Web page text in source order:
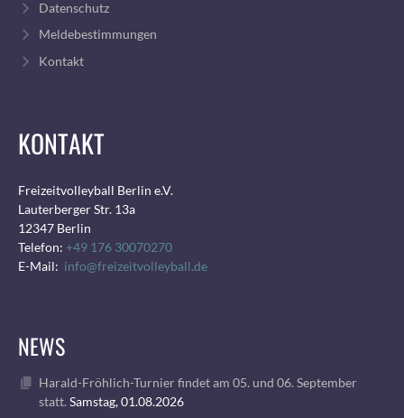
Datenschutz
Meldebestimmungen
Kontakt
KONTAKT
Freizeitvolleyball Berlin e.V.
Lauterberger Str. 13a
12347 Berlin
Telefon: +49 176 30070270
E-Mail: info@freizeitvolleyball.de
NEWS
Harald-Fröhlich-Turnier findet am 05. und 06. September
statt. Samstag, 01.08.2026